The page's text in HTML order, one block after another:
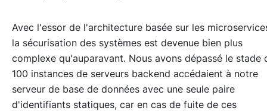
Avec l'essor de l'architecture basée sur les
la sécurisation des systèmes est devenue bien plus
complexe qu'auparavant. Nous avons dépassé le stade
100 instances de serveurs backend accédaient à notre
serveur de base de données avec une seule paire
d'identifiants statiques, car en cas de fuite de ces